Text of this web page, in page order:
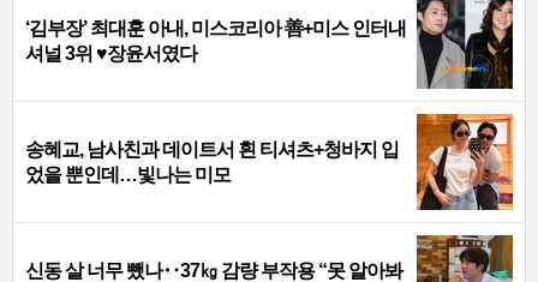
‘김부장’ 최대훈 아내, 미스코리아 善+미스 인터내
셔널 3위 ♥장윤서였다
송혜교, 남사친과 데이트서 흰 티셔츠+청바지 입
었을 뿐인데…빛나는 미모
신동 살 너무 뺐나‥37㎏ 감량 부작용 “못 알아봐